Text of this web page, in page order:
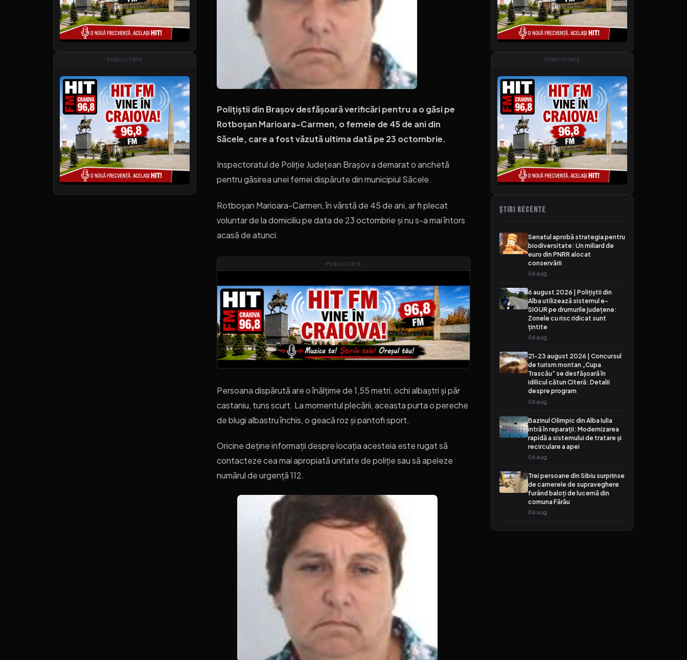
PUBLICITATE
Polițiștii din Brașov desfășoară verificări pentru a o găsi pe
Rotboșan Marioara-Carmen, o femeie de 45 de ani din
Săcele, care a fost văzută ultima dată pe 23 octombrie.
Inspectoratul de Poliție Județean Brașov a demarat o anchetă
pentru găsirea unei femei dispărute din municipiul Săcele.
Rotboșan Marioara-Carmen, în vârstă de 45 de ani, ar fi plecat
voluntar de la domiciliu pe data de 23 octombrie și nu s-a mai întors
acasă de atunci.
PUBLICITATE
Persoana dispărută are o înălțime de 1,55 metri, ochi albaștri și păr
castaniu, tuns scurt. La momentul plecării, aceasta purta o pereche
de blugi albastru închis, o geacă roz și pantofi sport.
Oricine deține informații despre locația acesteia este rugat să
contacteze cea mai apropiată unitate de poliție sau să apeleze
numărul de urgență 112.
PUBLICITATE
ȘTIRI RECENTE
Senatul aprobă strategia pentru
biodiversitate: Un miliard de
euro din PNRR alocat
conservării
06 aug.
6 august 2026 | Polițiștii din
Alba utilizează sistemul e-
SIGUR pe drumurile județene:
Zonele cu risc ridicat sunt
țintite
06 aug.
21-23 august 2026 | Concursul
de turism montan „Cupa
Trascău” se desfășoară în
idilicul cătun Citeră: Detalii
despre program
06 aug.
Bazinul Olimpic din Alba Iulia
intră în reparații: Modernizarea
rapidă a sistemului de tratare și
recirculare a apei
06 aug.
Trei persoane din Sibiu surprinse
de camerele de supraveghere
furând baloți de lucernă din
comuna Fărău
06 aug.